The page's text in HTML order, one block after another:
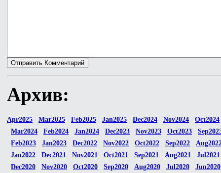
Архив:
Apr2025 Mar2025 Feb2025 Jan2025 Dec2024 Nov2024
Oct2024
Mar2024
Feb2024 Jan2024 Dec2023 Nov2023 Oct2023
Feb2023
Jan2023 Dec2022 Nov2022 Oct2022 Sep2022
Jan2022
Dec2021 Nov2021 Oct2021 Sep2021 Aug2021
Jul2021
Dec2020
Nov2020 Oct2020 Sep2020 Aug2020 Jul2020
Jun2020